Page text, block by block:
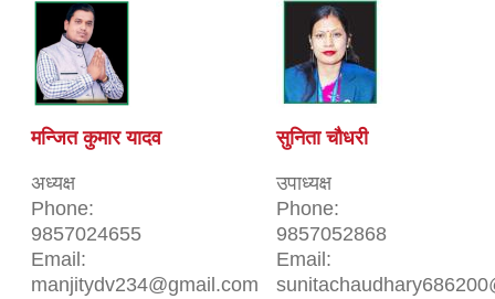
मन्जित कुमार यादव
अध्यक्ष
Phone:
9857024655
Email:
manjitydv234@gmail.com
सुनिता चौधरी
उपाध्यक्ष
Phone:
9857052868
Email: